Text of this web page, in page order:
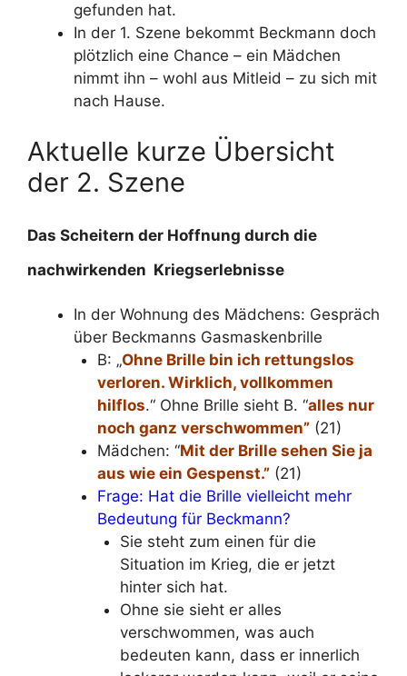
gefunden hat.
In der 1. Szene bekommt Beckmann doch
plötzlich eine Chance – ein Mädchen
nimmt ihn – wohl aus Mitleid – zu sich mit
nach Hause.
Aktuelle kurze Übersicht
der 2. Szene
Das Scheitern der Hoffnung durch die
nachwirkenden Kriegserlebnisse
In der Wohnung des Mädchens: Gespräch
über Beckmanns Gasmaskenbrille
B: „Ohne Brille bin ich rettungslos
verloren. Wirklich, vollkommen
hilflos.“ Ohne Brille sieht B. “alles nur
noch ganz verschwommen”(21)
Mädchen: “Mit der Brille sehen Sie ja
aus wie ein Gespenst.”(21)
Frage: Hat die Brille vielleicht mehr
Bedeutung für Beckmann?
Sie steht zum einen für die
Situation im Krieg, die er jetzt
hinter sich hat.
Ohne sie sieht er alles
verschwommen, was auch
bedeuten kann, dass er innerlich